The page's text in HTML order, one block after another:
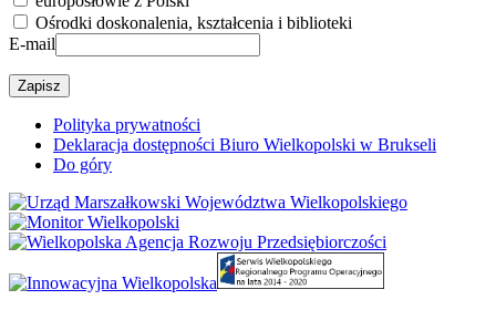
Ośrodki doskonalenia, kształcenia i biblioteki
E-mail
Polityka prywatności
Deklaracja dostępności Biuro Wielkopolski w Brukseli
Do góry